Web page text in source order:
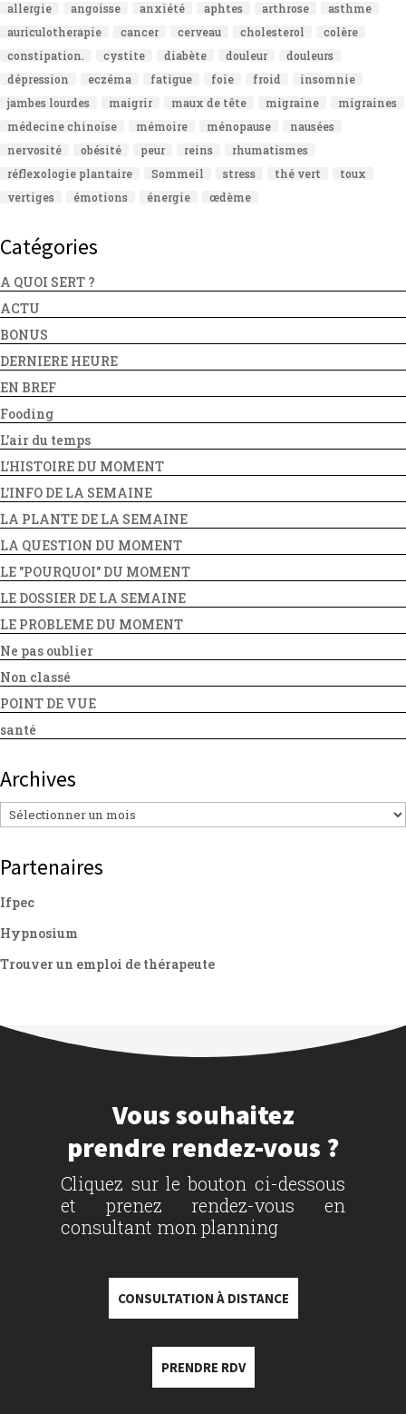
allergie angoisse anxiété aphtes arthrose
asthme
auriculotherapie
cancer cerveau cholesterol
colère
constipation.
cystite diabète douleur
douleurs
dépression
eczéma fatigue foie froid
insomnie
jambes lourdes
maigrir maux de tête migraine
migraines
médecine chinoise
mémoire ménopause
nausées
nervosité
obésité peur reins
rhumatismes
réflexologie plantaire
Sommeil stress thé vert
toux
vertiges
émotions énergie œdème
Catégories
A QUOI SERT ?
ACTU
BONUS
DERNIERE HEURE
EN BREF
Fooding
L'air du temps
L'HISTOIRE DU MOMENT
L'INFO DE LA SEMAINE
LA PLANTE DE LA SEMAINE
LA QUESTION DU MOMENT
LE "POURQUOI" DU MOMENT
LE DOSSIER DE LA SEMAINE
LE PROBLEME DU MOMENT
Ne pas oublier
Non classé
POINT DE VUE
santé
Archives
Archives
Partenaires
Ifpec
Hypnosium
Trouver un emploi de thérapeute
Vous souhaitez
prendre rendez-vous ?
Cliquez sur le bouton ci-dessous
et prenez rendez-vous en
consultant mon planning
CONSULTATION À DISTANCE
PRENDRE RDV